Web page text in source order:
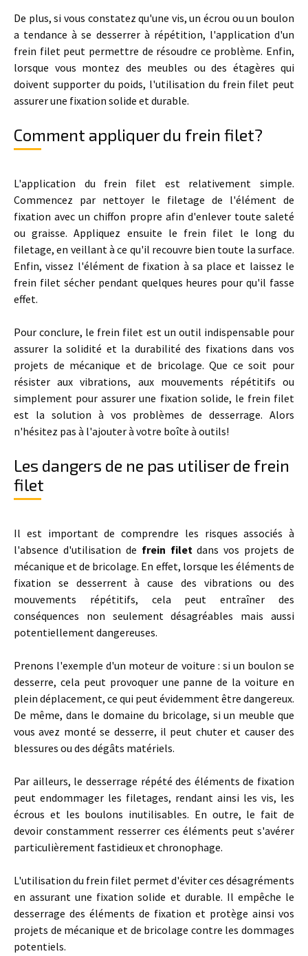
De plus, si vous constatez qu'une vis, un écrou ou un boulon
a tendance à se desserrer à répétition, l'application d'un
frein filet peut permettre de résoudre ce problème. Enfin,
lorsque vous montez des meubles ou des étagères qui
doivent supporter du poids, l'utilisation du frein filet peut
assurer une fixation solide et durable.
Comment appliquer du frein filet?
L'application du frein filet est relativement simple.
Commencez par nettoyer le filetage de l'élément de
fixation avec un chiffon propre afin d'enlever toute saleté
ou graisse. Appliquez ensuite le frein filet le long du
filetage, en veillant à ce qu'il recouvre bien toute la surface.
Enfin, vissez l'élément de fixation à sa place et laissez le
frein filet sécher pendant quelques heures pour qu'il fasse
effet.
Pour conclure, le frein filet est un outil indispensable pour
assurer la solidité et la durabilité des fixations dans vos
projets de mécanique et de bricolage. Que ce soit pour
résister aux vibrations, aux mouvements répétitifs ou
simplement pour assurer une fixation solide, le frein filet
est la solution à vos problèmes de desserrage. Alors
n'hésitez pas à l'ajouter à votre boîte à outils!
Les dangers de ne pas utiliser de frein
filet
Il est important de comprendre les risques associés à
l'absence d'utilisation de frein filetdans vos projets de
mécanique et de bricolage. En effet, lorsque les éléments de
fixation se desserrent à cause des vibrations ou des
mouvements répétitifs, cela peut entraîner des
conséquences non seulement désagréables mais aussi
potentiellement dangereuses.
Prenons l'exemple d'un moteur de voiture : si un boulon se
desserre, cela peut provoquer une panne de la voiture en
plein déplacement, ce qui peut évidemment être dangereux.
De même, dans le domaine du bricolage, si un meuble que
vous avez monté se desserre, il peut chuter et causer des
blessures ou des dégâts matériels.
Par ailleurs, le desserrage répété des éléments de fixation
peut endommager les filetages, rendant ainsi les vis, les
écrous et les boulons inutilisables. En outre, le fait de
devoir constamment resserrer ces éléments peut s'avérer
particulièrement fastidieux et chronophage.
L'utilisation du frein filet permet d'éviter ces désagréments
en assurant une fixation solide et durable. Il empêche le
desserrage des éléments de fixation et protège ainsi vos
projets de mécanique et de bricolage contre les dommages
potentiels.